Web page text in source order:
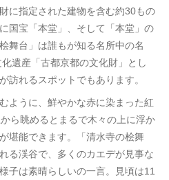
に指定された建物を含む約30もの
国宝「本堂」、そして「本堂」の
舞台」は誰もが知る名所中の名
遺産「古都京都の文化財」とし
訪れるスポットでもあります。
ように、鮮やかな赤に染まった紅
ら眺めるとまるで木々の上に浮か
堪能できます。「清水寺の桧舞
る渓谷で、多くのカエデが見事な
子は素晴らしいの一言。見頃は11